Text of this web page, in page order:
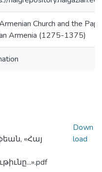
Church and the
Armenia (1275-1375)
«Հայ
Down
load